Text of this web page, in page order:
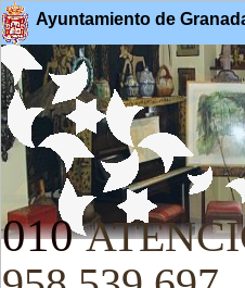
Ayuntamiento de
010